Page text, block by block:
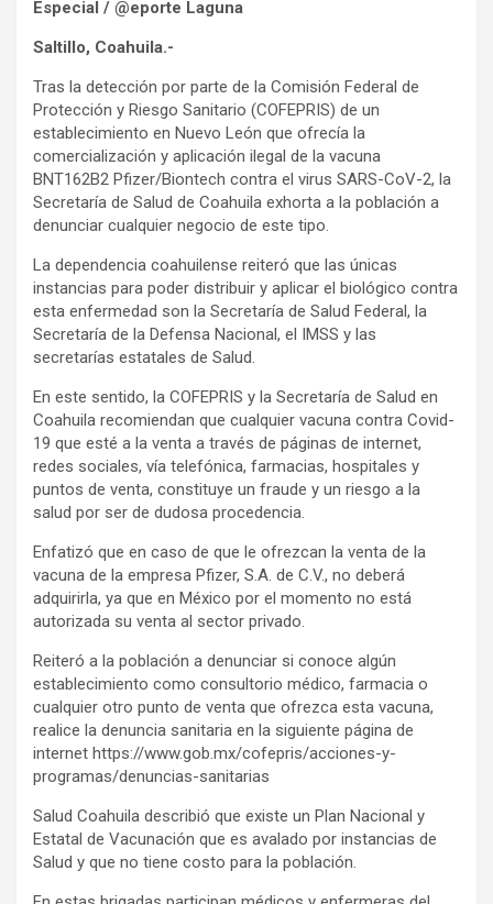
Especial / @eporte Laguna
Saltillo, Coahuila.-
Tras la detección por parte de la Comisión Federal de
Protección y Riesgo Sanitario (COFEPRIS) de un
establecimiento en Nuevo León que ofrecía la
comercialización y aplicación ilegal de la vacuna
BNT162B2 Pfizer/Biontech contra el virus SARS-CoV-2, la
Secretaría de Salud de Coahuila exhorta a la población a
denunciar cualquier negocio de este tipo.
La dependencia coahuilense reiteró que las únicas
instancias para poder distribuir y aplicar el biológico contra
esta enfermedad son la Secretaría de Salud Federal, la
Secretaría de la Defensa Nacional, el IMSS y las
secretarías estatales de Salud.
En este sentido, la COFEPRIS y la Secretaría de Salud en
Coahuila recomiendan que cualquier vacuna contra Covid-
19 que esté a la venta a través de páginas de internet,
redes sociales, vía telefónica, farmacias, hospitales y
puntos de venta, constituye un fraude y un riesgo a la
salud por ser de dudosa procedencia.
Enfatizó que en caso de que le ofrezcan la venta de la
vacuna de la empresa Pfizer, S.A. de C.V., no deberá
adquirirla, ya que en México por el momento no está
autorizada su venta al sector privado.
Reiteró a la población a denunciar si conoce algún
establecimiento como consultorio médico, farmacia o
cualquier otro punto de venta que ofrezca esta vacuna,
realice la denuncia sanitaria en la siguiente página de
internet https://www.gob.mx/cofepris/acciones-y-
programas/denuncias-sanitarias
Salud Coahuila describió que existe un Plan Nacional y
Estatal de Vacunación que es avalado por instancias de
Salud y que no tiene costo para la población.